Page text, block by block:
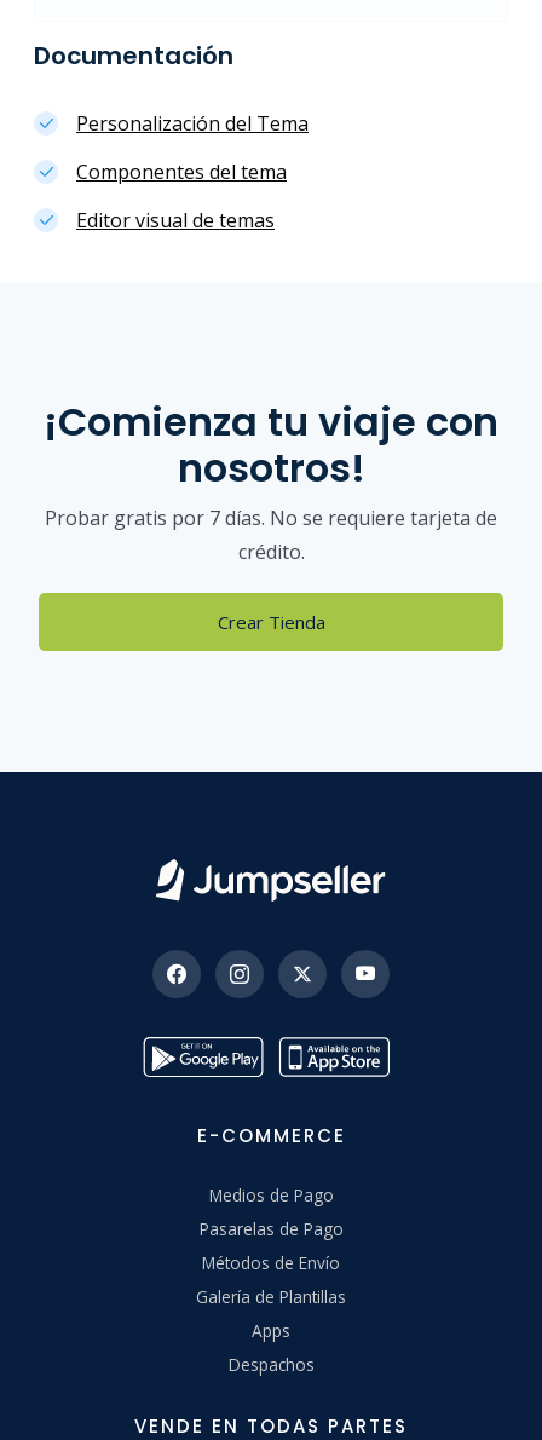
Documentación
Personalización del Tema
Componentes del tema
Editor visual de temas
¡Comienza tu viaje con
nosotros!
Probar gratis por 7 días. No se requiere tarjeta de
crédito.
Crear Tienda
E-COMMERCE
Medios de Pago
Pasarelas de Pago
Métodos de Envío
Galería de Plantillas
Apps
Despachos
VENDE EN TODAS PARTES